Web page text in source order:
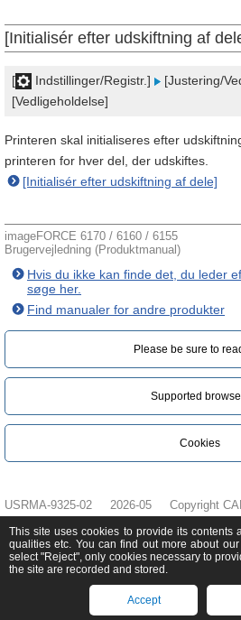
[Initialisér efter udskiftning af
[ Indstillinger/Registr.]
[Justering/
[Vedligeholdelse]
Printeren skal initialiseres efter
printeren for hver del, der udskiftes.
[Initialisér efter udskiftning af dele]
imageFORCE 6170 / 6160 / 6155
Brugervejledning (Produktmanual)
Hvis du ikke kan finde det, du leder
søge her.
Find manualer for andre produkter
Please be sure to
Supported
Cookies
USRMA-9325-02 2026-05 Copyright
This site uses cookies to provide its contents
qualities etc. You can find out more about
select "Reject", only cookies necessary to
the site are recorded and stored.
Accept